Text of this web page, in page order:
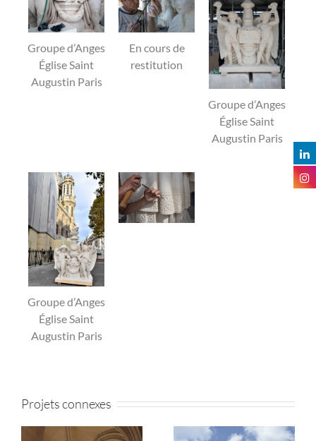
Groupe d’Anges
Église Saint
Augustin Paris
En cours de
restitution
Groupe d’Anges
Église Saint
Augustin Paris
Groupe d’Anges
Église Saint
Augustin Paris
Projets connexes